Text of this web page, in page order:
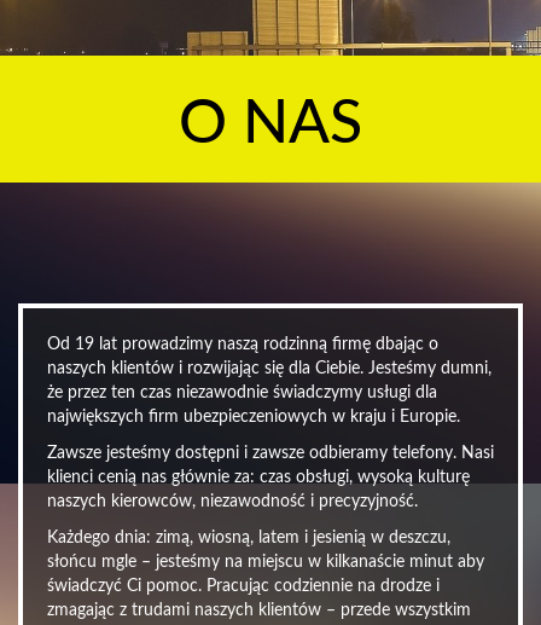
O NAS
Od 19 lat prowadzimy naszą rodzinną firmę dbając o
naszych klientów i rozwijając się dla Ciebie. Jesteśmy dumni,
że przez ten czas niezawodnie świadczymy usługi dla
największych firm ubezpieczeniowych w kraju i Europie.
Zawsze jesteśmy dostępni i zawsze odbieramy telefony. Nasi
klienci cenią nas głównie za: czas obsługi, wysoką kulturę
naszych kierowców, niezawodność i precyzyjność.
Każdego dnia: zimą, wiosną, latem i jesienią w deszczu,
słońcu mgle – jesteśmy na miejscu w kilkanaście minut aby
świadczyć Ci pomoc. Pracując codziennie na drodze i
zmagając z trudami naszych klientów – przede wszystkim